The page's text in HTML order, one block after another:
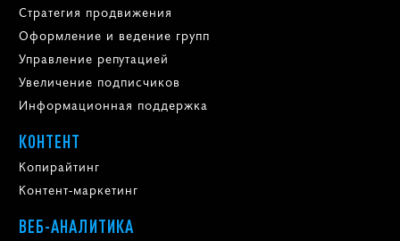
Стратегия продвижения
Оформление и ведение групп
Управление репутацией
Увеличение подписчиков
Информационная поддержка
КОНТЕНТ
Копирайтинг
Контент-маркетинг
ВЕБ-АНАЛИТИКА